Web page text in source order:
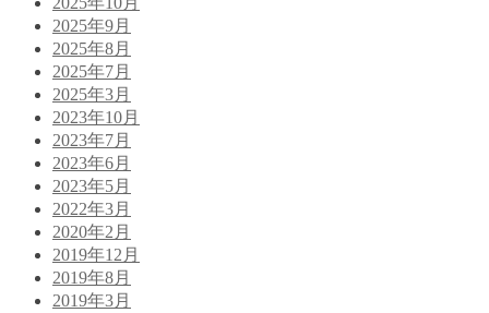
2025年9月
2025年8月
2025年7月
2025年3月
2023年10月
2023年7月
2023年6月
2023年5月
2022年3月
2020年2月
2019年12月
2019年8月
2019年3月